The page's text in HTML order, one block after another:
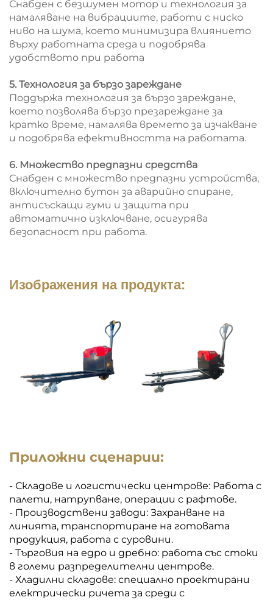
Снабден с безшумен мотор и технология за
намаляване на вибрациите, работи с ниско
ниво на шума, което минимизира влиянието
върху работната среда и подобрява
удобството при работа
5. Технология за бързо зареждане
Поддържа технология за бързо зареждане,
което позволява бързо презареждане за
кратко време, намалява времето за изчакване
и подобрява ефективността на работата.
6. Множество предпазни средства
Снабден с множество предпазни устройства,
включително бутон за аварийно спиране,
антисъскащи гуми и защита при
автоматично изключване, осигурява
безопасност при работа.
Изображения на продукта:
Приложни сценарии:
- Складове и логистически центрове: Работа с
палети, натрупване, операции с рафтове.
- Производствени заводи: Захранване на
линията, транспортиране на готовата
продукция, работа с суровини.
- Търговия на едро и дребно: работа със стоки
в големи разпределителни центрове.
- Хладилни складове: специално проектирани
електрически ричета за среди с